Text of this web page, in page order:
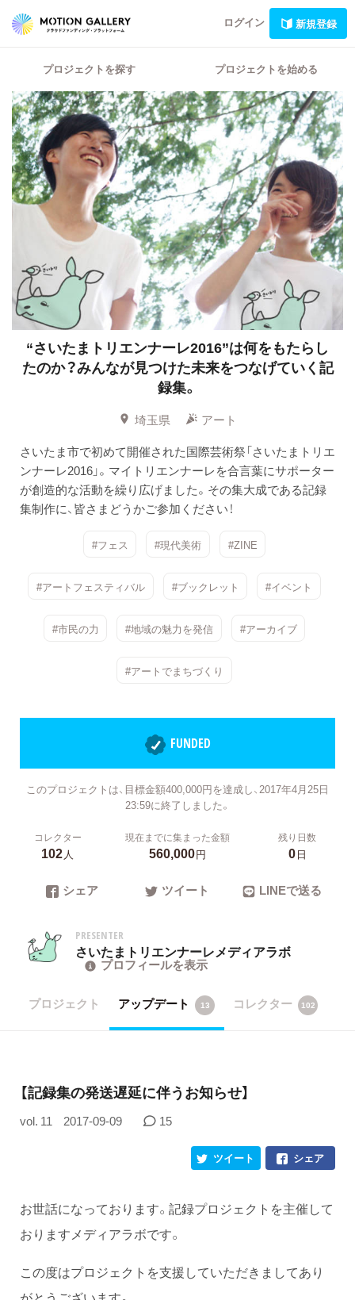
ログイン 新規登録
プロジェクトを探す プロジェクトを始める
“さいたまトリエンナーレ2016”は何をもたらし
たのか？みんなが見つけた未来をつなげていく記
録集。
埼玉県
アート
さいたま市で初めて開催された国際芸術祭「さいたまトリエ
ンナーレ2016」。マイトリエンナーレを合言葉にサポーター
が創造的な活動を繰り広げました。その集大成である記録
集制作に、皆さまどうかご参加ください！
#フェス #現代美術 #ZINE
#アートフェスティバル #ブックレット #イベント
#市民の力 #地域の魅力を発信 #アーカイブ
#アートでまちづくり
FUNDED
このプロジェクトは、目標金額400,000円を達成し、2017年4月25日
23:59に終了しました。
コレクター
102人
現在までに集まった金額
560,000円
残り日数
0日
シェア ツイート LINEで送る
PRESENTER
さいたまトリエンナーレメディアラボ
プロフィールを表示
プロジェクト アップデート 13 コレクター 102
【記録集の発送遅延に伴うお知らせ】
vol. 11 2017-09-09 15
シェア
ツイート
お世話になっております。記録プロジェクトを主催して
おりますメディアラボです。
この度はプロジェクトを支援していただきましてあり